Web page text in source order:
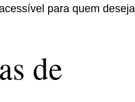
para quem deseja
de